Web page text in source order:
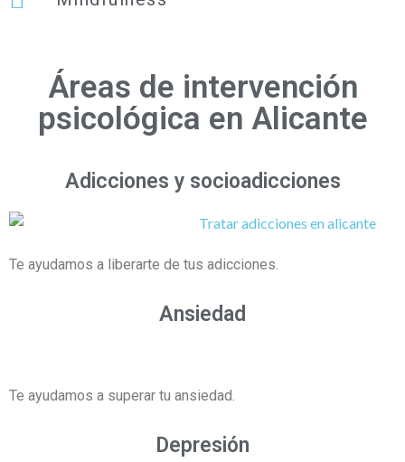
Áreas de intervención
psicológica en Alicante
Adicciones y socioadicciones
Te ayudamos a liberarte de tus adicciones.
Ansiedad
Te ayudamos a superar tu ansiedad.
Depresión